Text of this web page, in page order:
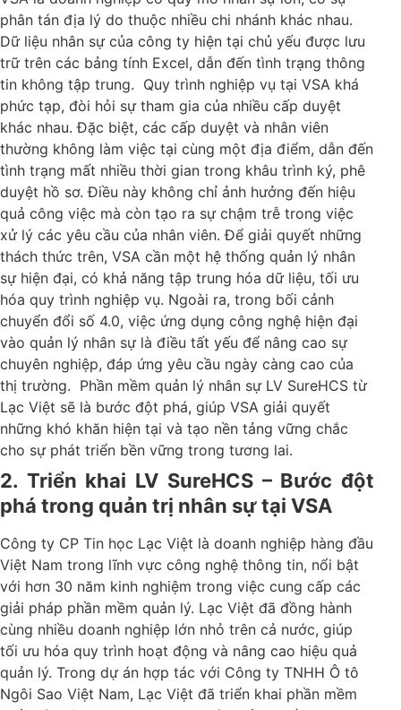
phân tán địa lý do thuộc nhiều chi nhánh khác nhau.
Dữ liệu nhân sự của công ty hiện tại chủ yếu được lưu
trữ trên các bảng tính Excel, dẫn đến tình trạng thông
tin không tập trung. Quy trình nghiệp vụ tại VSA khá
phức tạp, đòi hỏi sự tham gia của nhiều cấp duyệt
khác nhau. Đặc biệt, các cấp duyệt và nhân viên
thường không làm việc tại cùng một địa điểm, dẫn đến
tình trạng mất nhiều thời gian trong khâu trình ký, phê
duyệt hồ sơ. Điều này không chỉ ảnh hưởng đến hiệu
quả công việc mà còn tạo ra sự chậm trễ trong việc
xử lý các yêu cầu của nhân viên. Để giải quyết những
thách thức trên, VSA cần một hệ thống quản lý nhân
sự hiện đại, có khả năng tập trung hóa dữ liệu, tối ưu
hóa quy trình nghiệp vụ. Ngoài ra, trong bối cảnh
chuyển đổi số 4.0, việc ứng dụng công nghệ hiện đại
vào quản lý nhân sự là điều tất yếu để nâng cao sự
chuyên nghiệp, đáp ứng yêu cầu ngày càng cao của
thị trường. Phần mềm quản lý nhân sự LV SureHCS từ
Lạc Việt sẽ là bước đột phá, giúp VSA giải quyết
những khó khăn hiện tại và tạo nền tảng vững chắc
cho sự phát triển bền vững trong tương lai.
2. Triển khai LV SureHCS – Bước đột
phá trong quản trị nhân sự tại VSA
Công ty CP Tin học Lạc Việt là doanh nghiệp hàng đầu
Việt Nam trong lĩnh vực công nghệ thông tin, nổi bật
với hơn 30 năm kinh nghiệm trong việc cung cấp các
giải pháp phần mềm quản lý. Lạc Việt đã đồng hành
cùng nhiều doanh nghiệp lớn nhỏ trên cả nước, giúp
tối ưu hóa quy trình hoạt động và nâng cao hiệu quả
quản lý. Trong dự án hợp tác với Công ty TNHH Ô tô
Ngôi Sao Việt Nam, Lạc Việt đã triển khai phần mềm